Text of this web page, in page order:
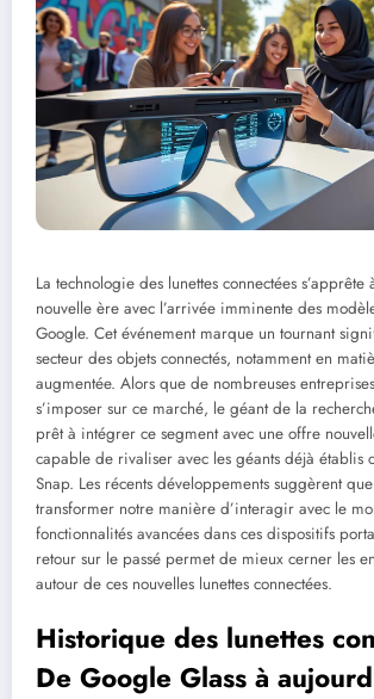
La technologie des lunettes connectées
nouvelle ère avec l’arrivée imminente des
Google. Cet événement marque un tournant
secteur des objets connectés, notamment en
augmentée. Alors que de nombreuses
s’imposer sur ce marché, le géant de la
prêt à intégrer ce segment avec une offre
capable de rivaliser avec les géants déjà établis
Snap. Les récents développements suggèrent
transformer notre manière d’interagir avec le
fonctionnalités avancées dans ces dispositifs
retour sur le passé permet de mieux cerner les
autour de ces nouvelles lunettes connectées.
Historique des lunettes
De Google Glass à